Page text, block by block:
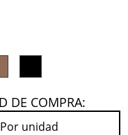
DE COMPRA:
Por unidad